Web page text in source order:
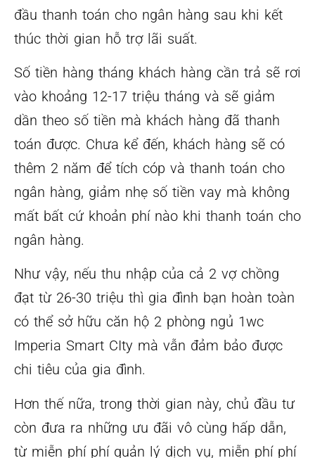
đầu thanh toán cho ngân hàng sau khi kết
thúc thời gian hỗ trợ lãi suất.
Số tiền hàng tháng khách hàng cần trả sẽ rơi
vào khoảng 12-17 triệu tháng và sẽ giảm
dần theo số tiền mà khách hàng đã thanh
toán được. Chưa kể đến, khách hàng sẽ có
thêm 2 năm để tích cóp và thanh toán cho
ngân hàng, giảm nhẹ số tiền vay mà không
mất bất cứ khoản phí nào khi thanh toán cho
ngân hàng.
Như vậy, nếu thu nhập của cả 2 vợ chồng
đạt từ 26-30 triệu thì gia đình bạn hoàn toàn
có thể sở hữu căn hộ 2 phòng ngủ 1wc
Imperia Smart CIty mà vẫn đảm bảo được
chi tiêu của gia đình.
Hơn thế nữa, trong thời gian này, chủ đầu tư
còn đưa ra những ưu đãi vô cùng hấp dẫn,
từ miễn phí phí quản lý dịch vụ, miễn phí phí